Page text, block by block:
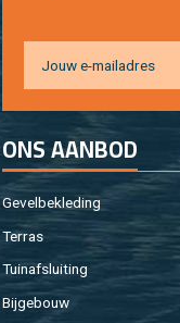
ONS AAN­BOD
Ge­vel­be­kle­ding
Ter­ras
Tuin­af­slui­ting
Bij­ge­bouw